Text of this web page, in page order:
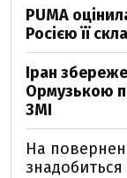
PUMA
Росією її
Іран
Ормузькою
ЗМІ
На